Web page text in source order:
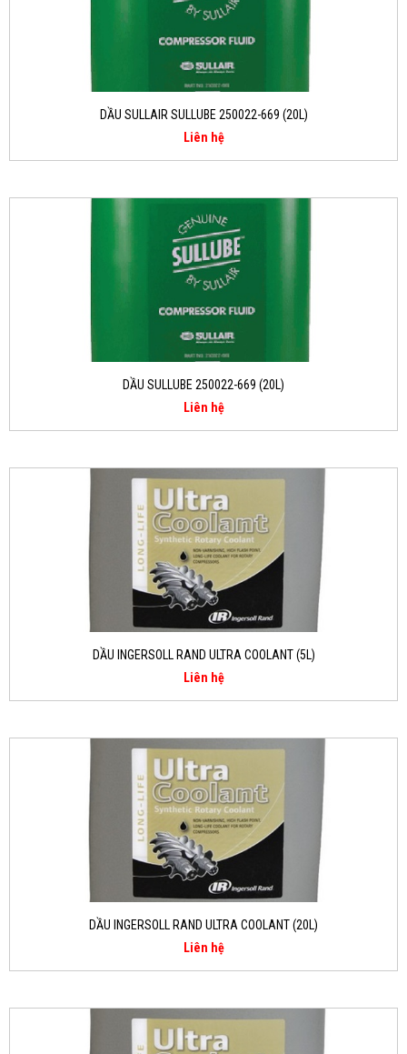
DẦU SULLAIR SULLUBE 250022-669 (20L)
Liên hệ
DẦU SULLUBE 250022-669 (20L)
Liên hệ
DẦU INGERSOLL RAND ULTRA COOLANT (5L)
Liên hệ
DẦU INGERSOLL RAND ULTRA COOLANT (20L)
Liên hệ